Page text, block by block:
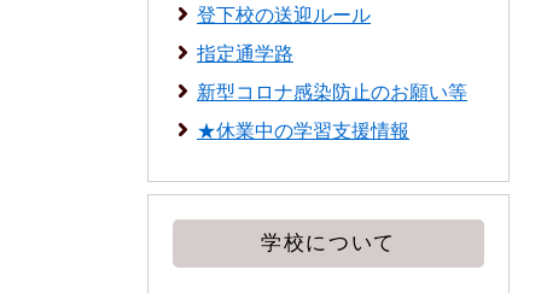
登下校の送迎ルール
指定通学路
新型コロナ感染防止のお願い等
★休業中の学習支援情報
学校について